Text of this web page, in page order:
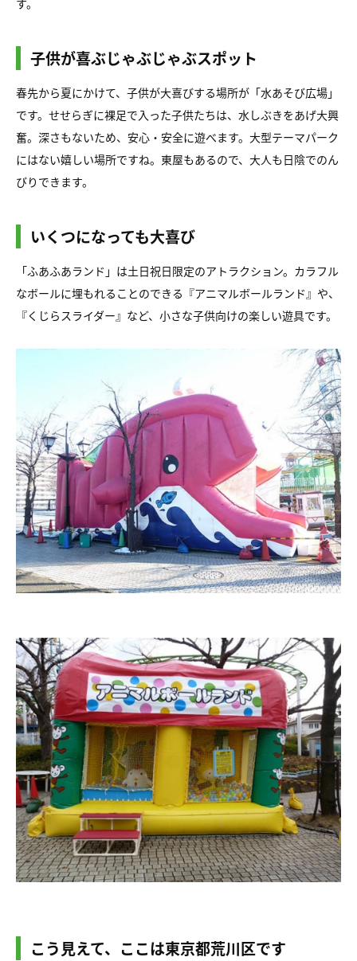
す。
子供が喜ぶじゃぶじゃぶスポット
春先から夏にかけて、子供が大喜びする場所が「水あそび広場」
です。せせらぎに裸足で入った子供たちは、水しぶきをあげ大興
奮。深さもないため、安心・安全に遊べます。大型テーマパーク
にはない嬉しい場所ですね。東屋もあるので、大人も日陰でのん
びりできます。
いくつになっても大喜び
「ふあふあランド」は土日祝日限定のアトラクション。カラフル
なボールに埋もれることのできる『アニマルボールランド』や、
『くじらスライダー』など、小さな子供向けの楽しい遊具です。
こう見えて、ここは東京都荒川区です